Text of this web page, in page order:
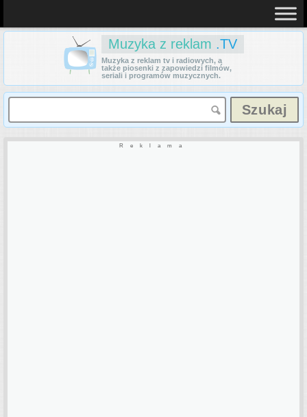
Muzyka z reklam .TV
Muzyka z reklam tv i radiowych, a
także piosenki z zapowiedzi filmów,
seriali i programów muzycznych.
Reklama